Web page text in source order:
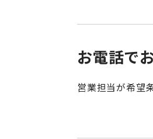
お電話で
営業担当が希望